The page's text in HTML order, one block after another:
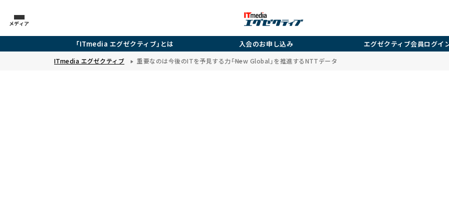
メディア
「ITmedia エグゼクティブ」とは 入会のお申し込み エグゼクティブ会員ログイ
ITmedia エグゼクティブ 重要なのは今後のITを予見する力――「New Global」を推進するNTTデータ